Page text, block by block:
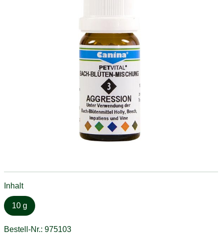
Inhalt
10 g
Bestell-Nr.: 975103